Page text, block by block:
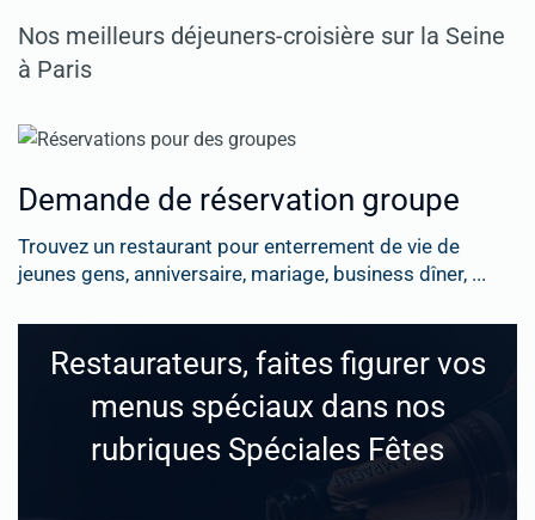
Nos meilleurs déjeuners-croisière sur la Seine
à Paris
Demande de réservation groupe
Trouvez un restaurant pour enterrement de vie de
jeunes gens, anniversaire, mariage, business dîner, ...
Restaurateurs, faites figurer vos
menus spéciaux dans nos
rubriques Spéciales Fêtes